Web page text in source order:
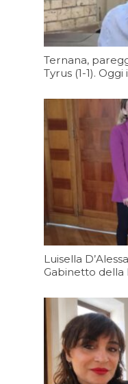
Ternana,
Tyrus (1-1).
Luisella
Gabinetto della